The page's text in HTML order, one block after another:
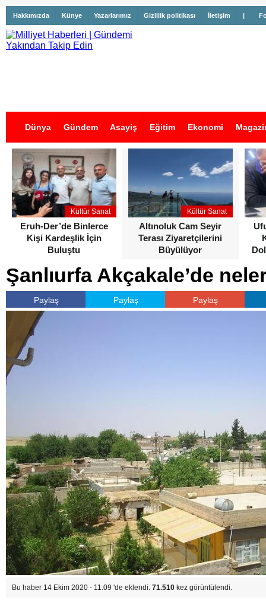
Hakkımızda Künye Yazarlarımız Gizlilik politikası İletişim |
Dünya Gündem Asayiş Eğitim Ekonomi
İş İlanları
Kültür Sanat
Eruh-Der’de Binlerce
Kişi Kardeşlik İçin
Buluştu
Kültür Sanat
Altınoluk Cam Seyir
Terası Ziyaretçilerini
Büyülüyor
Şanlıurfa Akçakale’de
Paylaş Paylaş Paylaş
Bu haber 14 Ekim 2020 - 11:09 'de eklendi. 71.510 kez görüntülendi.